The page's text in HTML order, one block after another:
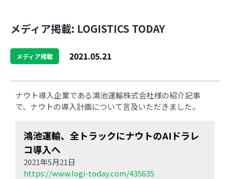
メディア掲載: LOGISTICS TODAY
メディア掲載 2021.05.21
ナウト導入企業である鴻池運輸株式会社様の紹介記事
で、ナウトの導入計画について言及いただきました。
鴻池運輸、全トラックにナウトのAIドラレ
コ導入へ
2021年5月21日
https://www.logi-today.com/435635